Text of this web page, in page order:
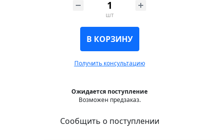
шт
В КОРЗИНУ
Получить консультацию
Ожидается поступление
Возможен предзаказ.
Сообщить о поступлении